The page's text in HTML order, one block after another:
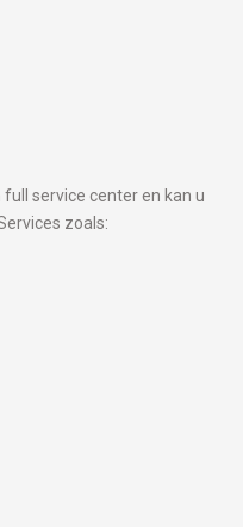
service center en kan u
zoals: